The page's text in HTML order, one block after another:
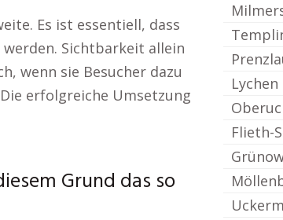
Es ist essentiell, dass
Sichtbarkeit allein
wenn sie Besucher dazu
erfolgreiche Umsetzung
Grund das so
Lychen
Flieth-